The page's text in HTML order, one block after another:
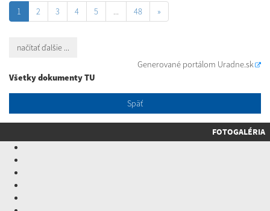
1 2 3 4 5 ... 48 »
načítať ďalšie ...
Generované portálom Uradne.sk
Všetky dokumenty TU
Späť
FOTOGALÉRIA